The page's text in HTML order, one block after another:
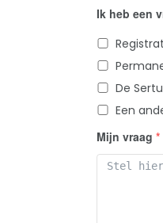
Ik heb een
De
Een
Mijn vraag *